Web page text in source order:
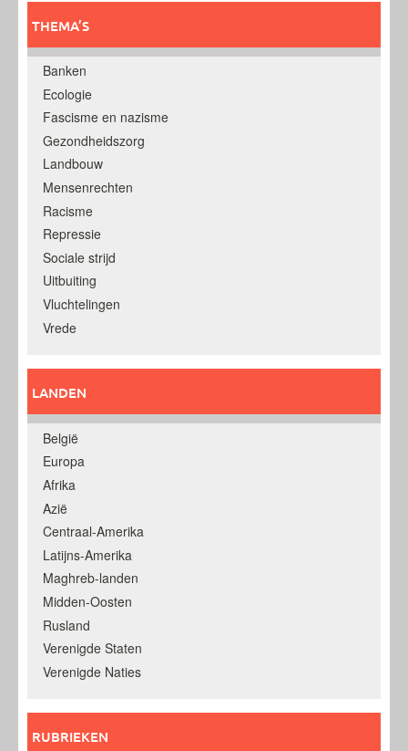
THEMA’S
Banken
Ecologie
Fascisme en nazisme
Gezondheidszorg
Landbouw
Mensenrechten
Racisme
Repressie
Sociale strijd
Uitbuiting
Vluchtelingen
Vrede
LANDEN
België
Europa
Afrika
Azië
Centraal-Amerika
Latijns-Amerika
Maghreb-landen
Midden-Oosten
Rusland
Verenigde Staten
Verenigde Naties
RUBRIEKEN